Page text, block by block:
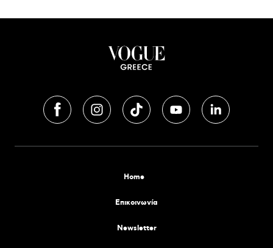
Home
Επικοινωνία
Newsletter